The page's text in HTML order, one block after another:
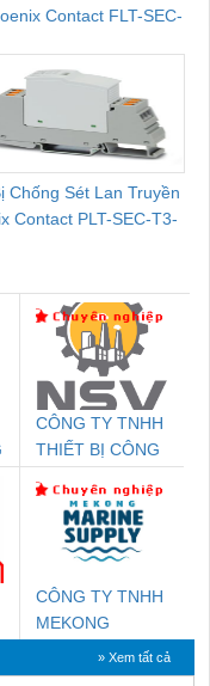
Contact FLT-SEC-
Chống Sét Lan Truyền
Contact PLT-SEC-T3-
CÔNG TY TNHH
THIẾT BỊ CÔNG
SETSUBI VIỆT
NAM
CÔNG TY TNHH
MEKONG
SUPPLY
» Xem tất cả